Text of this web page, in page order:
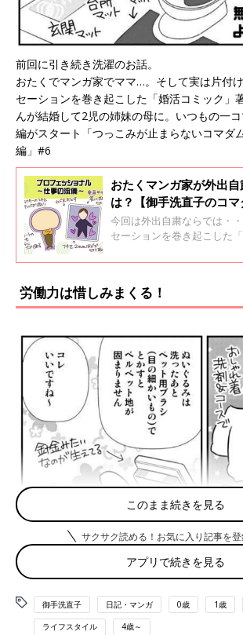
前回に引き続き洗濯のお話。
おたくでマンガ家でママ…。そして実は片付
セーションを巻き起こした「婚活コミック」
んが結婚して2児の姉妹の母に。いつもの一
編がスタート「つっこみが止まらないコマダ
編」#6
おたくマンガ家が外出
は？【御手洗直子のコマ
今回は外出自粛ならでは・
セーションを巻き起こした
に。あいかわらずのつっこ
す。「つっこみが止まらない
#31
労働力は惜しみまくる！
このまま続きを見る
サクサク読める！お気に入り記事を
アプリで続きを見る
御手洗直子 日記・マンガ 0歳 1歳
ライフスタイル 4歳～